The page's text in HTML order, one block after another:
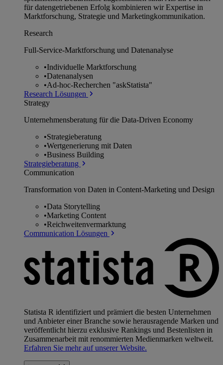
für datengetriebenen Erfolg kombinieren wir Expertise in
Marktforschung, Strategie und Marketingkommunikation.
Research
Full-Service-Marktforschung und Datenanalyse
•Individuelle Marktforschung
•Datenanalysen
•Ad-hoc-Recherchen "askStatista"
Research Lösungen
Strategy
Unternehmens­beratung für die Data-Driven Economy
•Strategieberatung
•Wertgenerierung mit Daten
•Business Building
Strategieberatung
Communication
Transformation von Daten in Content-Marketing und Design
•Data Storytelling
•Marketing Content
•Reichweitenvermarktung
Communication Lösungen
Statista R identifiziert und prämiert die besten Unternehmen
und Anbieter einer Branche sowie herausragende Marken und
veröffentlicht hierzu exklusive Rankings und Bestenlisten in
Zusammenarbeit mit renommierten Medienmarken weltweit.
Erfahren Sie mehr auf unserer Website.